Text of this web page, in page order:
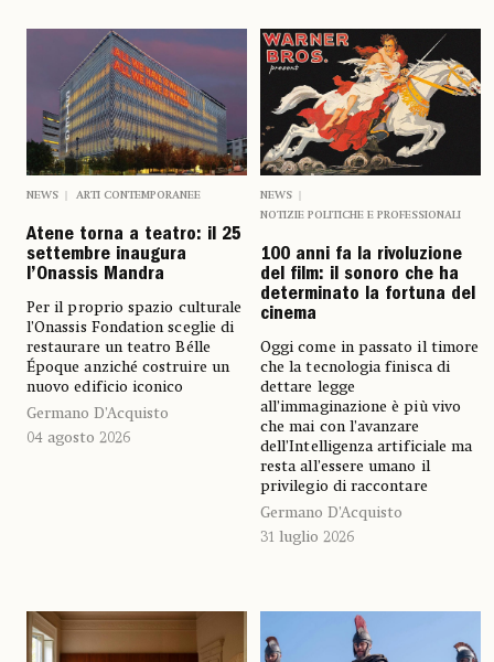
NEWS ARTI CONTEMPORANEE
Atene torna a teatro: il 25
settembre inaugura
l’Onassis Mandra
Per il proprio spazio culturale
l’Onassis Fondation sceglie di
restaurare un teatro Bélle
Époque anziché costruire un
nuovo edificio iconico
Germano D’Acquisto
04 agosto 2026
NEWS
NOTIZIE POLITICHE E PROFESSIONALI
100 anni fa la rivoluzione
del film: il sonoro che ha
determinato la fortuna del
cinema
Oggi come in passato il timore
che la tecnologia finisca di
dettare legge
all’immaginazione è più vivo
che mai con l’avanzare
dell’Intelligenza artificiale ma
resta all’essere umano il
privilegio di raccontare
Germano D’Acquisto
31 luglio 2026